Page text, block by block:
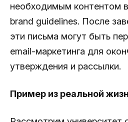
необходимым контентом
brand guidelines. После
эти письма могут быть
email-маркетинга для
утверждения и рассылки.
Пример из реальной